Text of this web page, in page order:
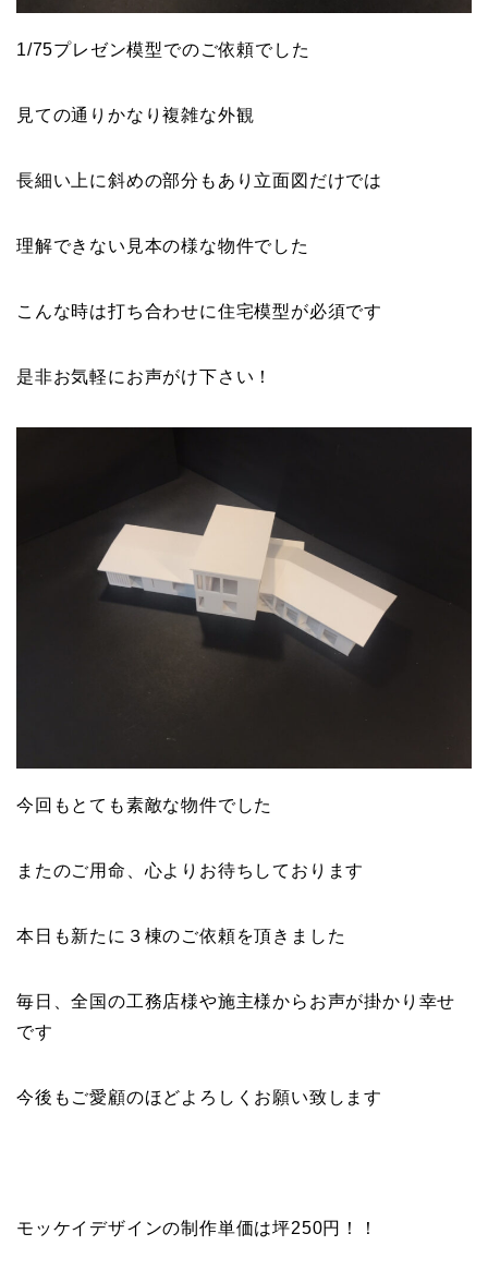
1/75プレゼン模型でのご依頼でした
見ての通りかなり複雑な外観
長細い上に斜めの部分もあり立面図だけでは
理解できない見本の様な物件でした
こんな時は打ち合わせに住宅模型が必須です
是非お気軽にお声がけ下さい！
今回もとても素敵な物件でした
またのご用命、心よりお待ちしております
本日も新たに３棟のご依頼を頂きました
毎日、全国の工務店様や施主様からお声が掛かり幸せ
です
今後もご愛顧のほどよろしくお願い致します
モッケイデザインの制作単価は坪250円！！